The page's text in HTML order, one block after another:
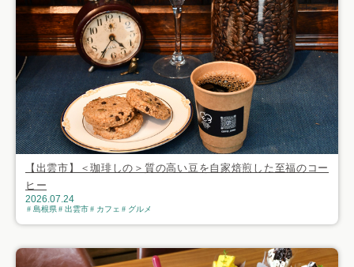
【出雲市】＜珈琲しの＞質の高い豆を自家焙煎した至福のコー
ヒー
2026.07.24
島根県 出雲市 カフェ グルメ